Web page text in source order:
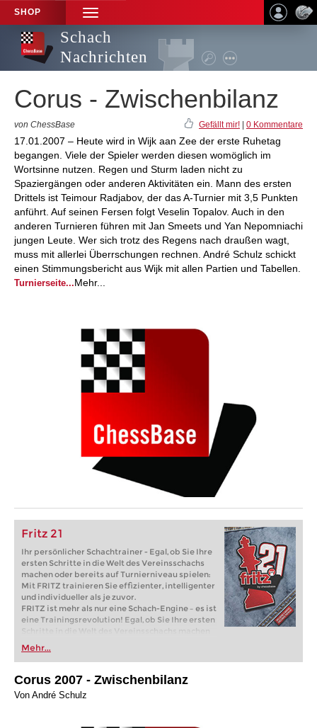
SHOP
TOGGLE
NAVIGATION
Schach
Nachrichten
Corus - Zwischenbilanz
von ChessBase Gefällt mir! 0 Kommentare
17.01.2007 – Heute wird in Wijk aan Zee der erste Ruhetag
begangen. Viele der Spieler werden diesen womöglich im
Wortsinne nutzen. Regen und Sturm laden nicht zu
Spaziergängen oder anderen Aktivitäten ein. Mann des ersten
Drittels ist Teimour Radjabov, der das A-Turnier mit 3,5 Punkten
anführt. Auf seinen Fersen folgt Veselin Topalov. Auch in den
anderen Turnieren führen mit Jan Smeets und Yan Nepomniachi
jungen Leute. Wer sich trotz des Regens nach draußen wagt,
muss mit allerlei Überrschungen rechnen. André Schulz schickt
einen Stimmungsbericht aus Wijk mit allen Partien und Tabellen.
Turnierseite...Mehr...
Fritz 21
Ihr persönlicher Schachtrainer - Egal, ob Sie Ihre
ersten Schritte in die Welt des Vereinsschachs
machen oder bereits auf Turnierniveau spielen:
Mit FRITZ trainieren Sie effizienter, intelligenter
und individueller als je zuvor.
FRITZ ist mehr als nur eine Schach-Engine – es ist
eine Trainingsrevolution! Egal, ob Sie Ihre ersten
Schritte in die Welt des Vereinsschachs machen
oder bereits auf Turnierniveau spielen: Mit
FRITZ trainieren Sie effizienter, intelligenter und
individueller als je zuvor.
Mehr...
Corus 2007 - Zwischenbilanz
Von André Schulz